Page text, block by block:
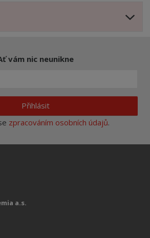
vám nic neunikne
Přihlásit
zpracováním osobních údajů.
a.s.